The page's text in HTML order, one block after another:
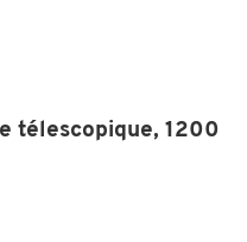
télescopique, 1200